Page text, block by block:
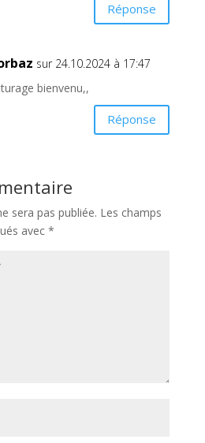
Réponse
sur 24.10.2024 à 17:47
bienvenu,,
Réponse
sera pas publiée. Les champs
avec *